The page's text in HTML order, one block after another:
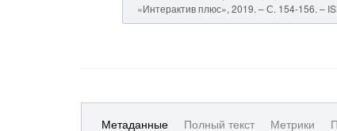
«Интерактив плюс», 2019. – С. 154-156. –
Метаданные Полный текст Метрики